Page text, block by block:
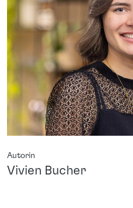
Autorin
Vivien Bucher